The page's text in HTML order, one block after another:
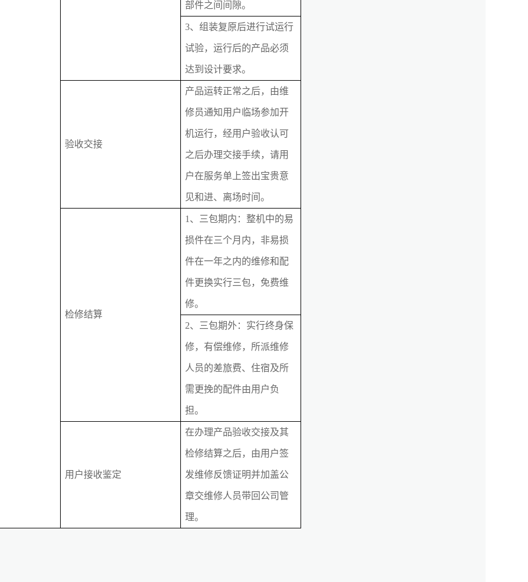
部件之间间隙。
3、组装复原后进行试运行
试验，运行后的产品必须
达到设计要求。
验收交接
产品运转正常之后，由维
修员通知用户临场参加开
机运行，经用户验收认可
之后办理交接手续，请用
户在服务单上签出宝贵意
见和进、离场时间。
检修结算
1、三包期内：整机中的易
损件在三个月内，非易损
件在一年之内的维修和配
件更换实行三包，免费维
修。
2、三包期外：实行终身保
修，有偿维修，所派维修
人员的差旅费、住宿及所
需更挽的配件由用户负
担。
用户接收鉴定
在办理产品验收交接及其
检修结算之后，由用户签
发维修反馈证明并加盖公
章交维修人员带回公司管
理。